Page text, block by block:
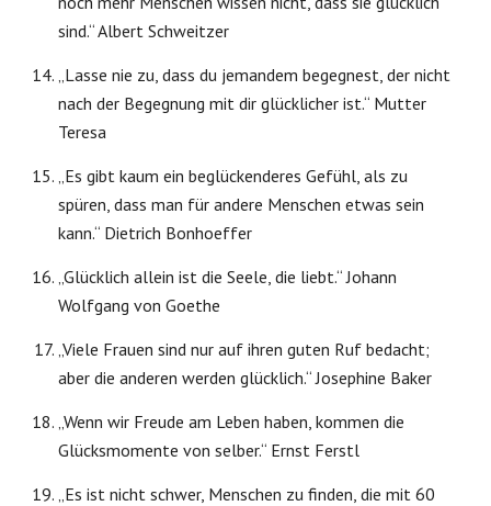
sind.“ Albert Schweitzer
„Lasse nie zu, dass du jemandem begegnest, der nicht
nach der Begegnung mit dir glücklicher ist.“ Mutter
Teresa
„Es gibt kaum ein beglückenderes Gefühl, als zu
spüren, dass man für andere Menschen etwas sein
kann.“ Dietrich Bonhoeffer
„Glücklich allein ist die Seele, die liebt.“ Johann
Wolfgang von Goethe
„Viele Frauen sind nur auf ihren guten Ruf bedacht;
aber die anderen werden glücklich.“ Josephine Baker
„Wenn wir Freude am Leben haben, kommen die
Glücksmomente von selber.“ Ernst Ferstl
„Es ist nicht schwer, Menschen zu finden, die mit 60